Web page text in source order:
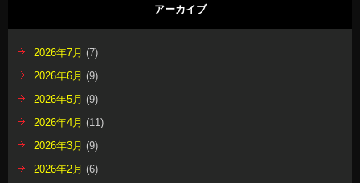
アーカイブ
2026年7月 (7)
2026年6月 (9)
2026年5月 (9)
2026年4月 (11)
2026年3月 (9)
2026年2月 (6)